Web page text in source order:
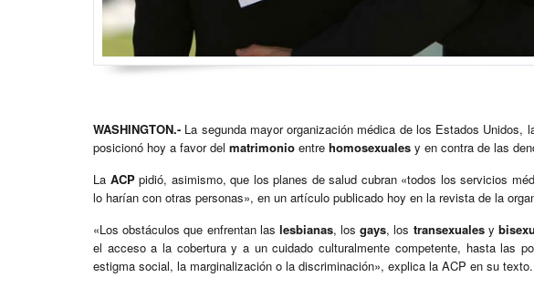
WASHINGTON.- La segunda mayor organización médica de los Estados Unidos,
posicionó hoy a favor del matrimonio entre homosexuales y en contra de las
La ACPpidió, asimismo, que los planes de salud cubran «todos los servicios
lo harían con otras personas», en un artículo publicado hoy en la revista de la
«Los obstáculos que enfrentan las lesbianas, losgays, los transexualesy
el acceso a la cobertura y a un cuidado culturalmente competente, hasta las
estigma social, la marginalización o la discriminación», explica la ACP en su texto.